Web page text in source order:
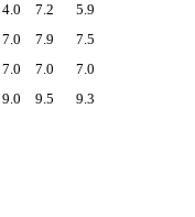
4.0 7.2
5.9
7.0 7.9
7.5
7.0 7.0
7.0
9.0 9.5 9.3